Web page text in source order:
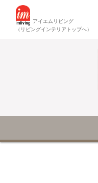
アイエムリビング
（リビングインテリアトップへ）